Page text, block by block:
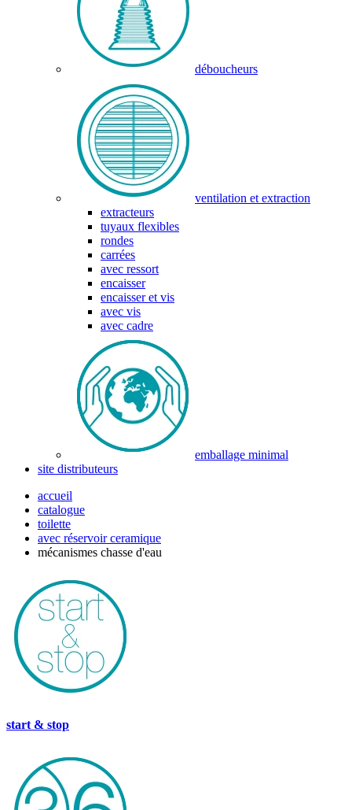
déboucheurs
ventilation et extraction
extracteurs
tuyaux flexibles
rondes
carrées
avec ressort
encaisser
encaisser et vis
avec vis
avec cadre
emballage minimal
site distributeurs
accueil
catalogue
toilette
avec réservoir ceramique
mécanismes chasse d'eau
start & stop